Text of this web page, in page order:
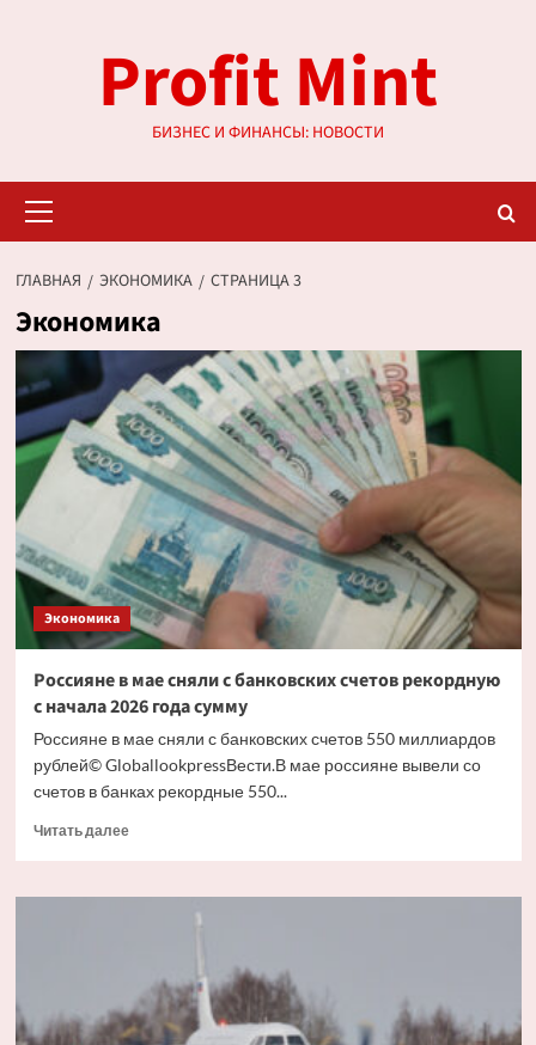
содержимомуProfit Mint
БИЗНЕС И ФИНАНСЫ: НОВОСТИ
меню
ГЛАВНАЯ ЭКОНОМИКА СТРАНИЦА 3
Экономика
Экономика
Россияне в мае сняли с банковских счетов рекордную
с начала 2026 года сумму
Россияне в мае сняли с банковских счетов 550 миллиардов
рублей© GloballookpressВести.В мае россияне вывели со
счетов в банках рекордные 550...
Читать далееПрочитать
Россияне
банковских
счетов